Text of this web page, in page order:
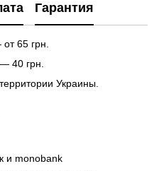
Гарантия
65 грн.
40 грн.
Украины.
и monobank